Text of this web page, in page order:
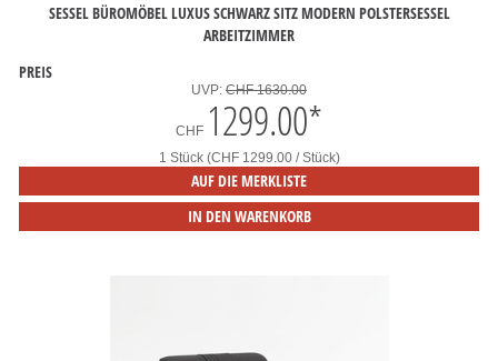
SESSEL BÜROMÖBEL LUXUS SCHWARZ SITZ MODERN POLSTERSESSEL
ARBEITZIMMER
PREIS
UVP: CHF 1630.00
CHF 1299.00*
1 Stück (CHF 1299.00 / Stück)
AUF DIE MERKLISTE
IN DEN WARENKORB